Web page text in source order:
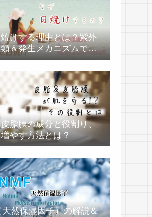
けする理由とは？紫外
＆発生メカニズムで学
脂膜の成分と役割り、
やす方法とは？
天然保湿因子）の解説＆